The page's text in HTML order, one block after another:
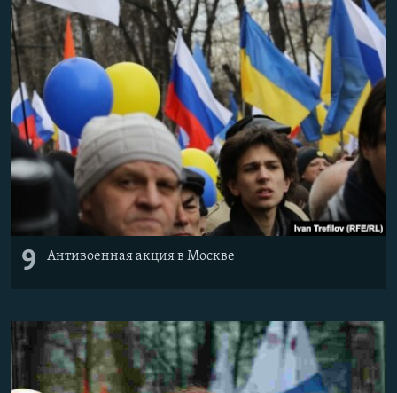
9 Антивоенная акция в Москве